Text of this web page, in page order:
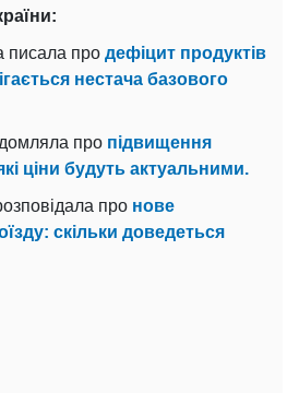
писала про дефіцит продуктів
нестача базового
про підвищення
ціни будуть актуальними.
про нове
скільки доведеться